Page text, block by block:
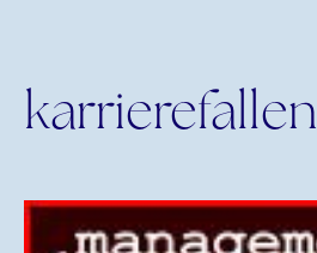
karrierefallen